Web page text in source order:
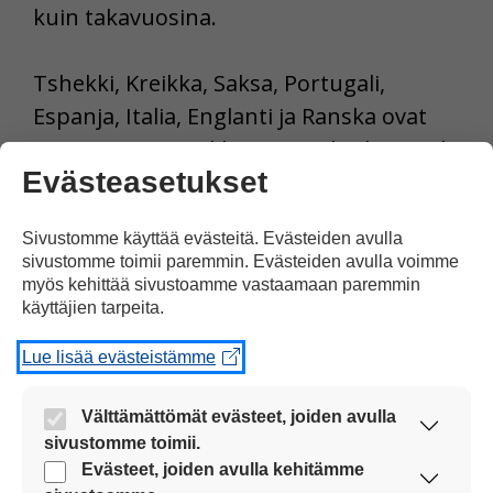
kuin takavuosina.
Tshekki, Kreikka, Saksa, Portugali,
Espanja, Italia, Englanti ja Ranska ovat
varmistaneet paikkansa puolivälieriin eli
jatkoon. Hollanti ei päässyt jatkoon.
Tulosta uutinen
Evästeasetukset
Sivustomme käyttää evästeitä. Evästeiden avulla
sivustomme toimii paremmin. Evästeiden avulla voimme
myös kehittää sivustoamme vastaamaan paremmin
käyttäjien tarpeita.
Lue lisää evästeistämme
Välttämättömät evästeet, joiden avulla
sivustomme toimii.
Nämä evästeet ovat aina käytössä, jotta
Evästeet, joiden avulla kehitämme